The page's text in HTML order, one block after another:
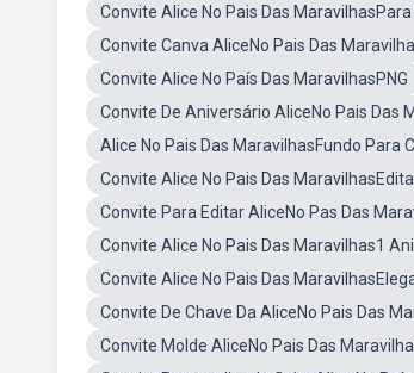
Convite Alice No Pais Das
Convite Canva AliceNo Pais Das
Convite Alice No País Das MaravilhasPNG
Convite De Aniversário AliceNo Pais Das
Alice No Pais Das MaravilhasFundo Para
Convite Alice No Pais Das
Convite Para Editar AliceNo Pas Das
Convite Alice No Pais Das Maravilhas1
Convite Alice No Pais Das
Convite De Chave Da AliceNo Pais Das
Convite Molde AliceNo Pais Das